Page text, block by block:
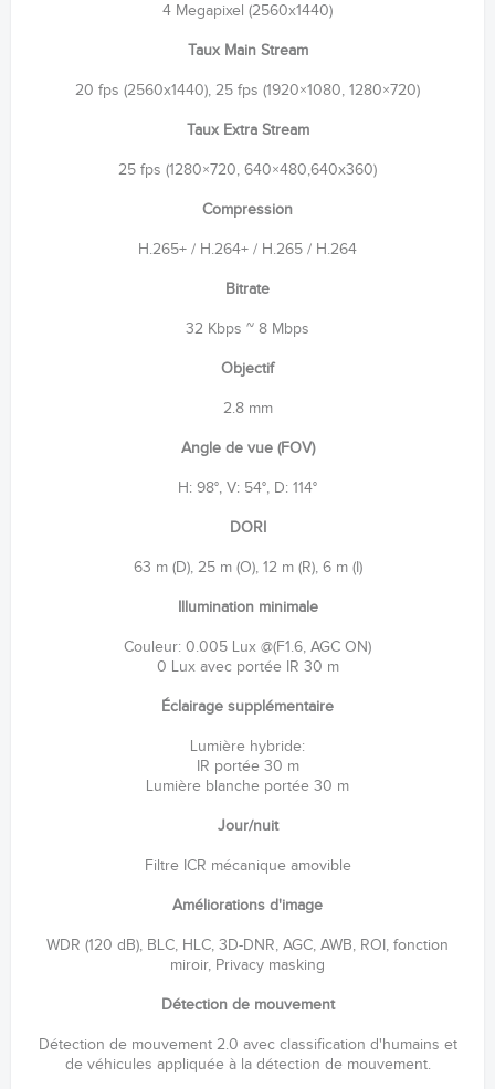
4 Megapixel (2560x1440)
Taux Main Stream
20 fps (2560x1440), 25 fps (1920×1080, 1280×720)
Taux Extra Stream
25 fps (1280×720, 640×480,640x360)
Compression
H.265+ / H.264+ / H.265 / H.264
Bitrate
32 Kbps ~ 8 Mbps
Objectif
2.8 mm
Angle de vue (FOV)
H: 98°, V: 54°, D: 114°
DORI
63 m (D), 25 m (O), 12 m (R), 6 m (I)
Illumination minimale
Couleur: 0.005 Lux @(F1.6, AGC ON)
0 Lux avec portée IR 30 m
Éclairage supplémentaire
Lumière hybride:
IR portée 30 m
Lumière blanche portée 30 m
Jour/nuit
Filtre ICR mécanique amovible
Améliorations d'image
WDR (120 dB), BLC, HLC, 3D-DNR, AGC, AWB, ROI, fonction
miroir, Privacy masking
Détection de mouvement
Détection de mouvement 2.0 avec classification d'humains et
de véhicules appliquée à la détection de mouvement.